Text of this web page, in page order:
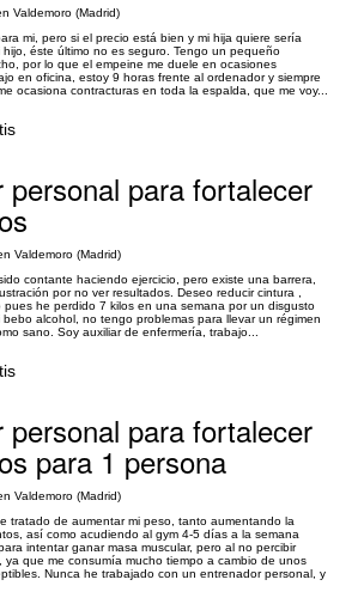
Valdemoro (Madrid)
mi, pero si el precio está bien y mi hija quiere sería
éste último no es seguro. Tengo un pequeño
por lo que el empeine me duele en ocasiones
en oficina, estoy 9 horas frente al ordenador y siempre
ocasiona contracturas en toda la espalda, que me voy...
personal para fortalecer
Valdemoro (Madrid)
contante haciendo ejercicio, pero existe una barrera,
por no ver resultados. Deseo reducir cintura ,
pues he perdido 7 kilos en una semana por un disgusto
alcohol, no tengo problemas para llevar un régimen
sano. Soy auxiliar de enfermería, trabajo...
personal para fortalecer
para 1 persona
Valdemoro (Madrid)
tratado de aumentar mi peso, tanto aumentando la
así como acudiendo al gym 4-5 días a la semana
intentar ganar masa muscular, pero al no percibir
ya que me consumía mucho tiempo a cambio de unos
Nunca he trabajado con un entrenador personal, y